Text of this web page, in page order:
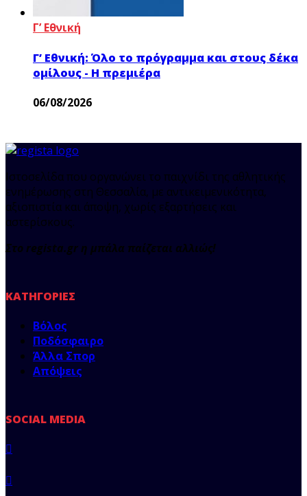
Γ’ Εθνική
Γ’ Εθνική: Όλο το πρόγραμμα και στους δέκα
ομίλους - Η πρεμιέρα
06/08/2026
Ιστοσελίδα που οργανώνει το παιχνίδι της αθλητικής
ενημέρωσης στη Θεσσαλία, με αντικειμενικότητα,
αξιοπιστία και άποψη, χωρίς εξαρτήσεις και
αστερίσκους.
Στο regista.gr η μπάλα παίζεται αλλιώς!
ΚΑΤΗΓΟΡΊΕΣ
Βόλος
Ποδόσφαιρο
Άλλα Σπορ
Απόψεις
SOCIAL MEDIA